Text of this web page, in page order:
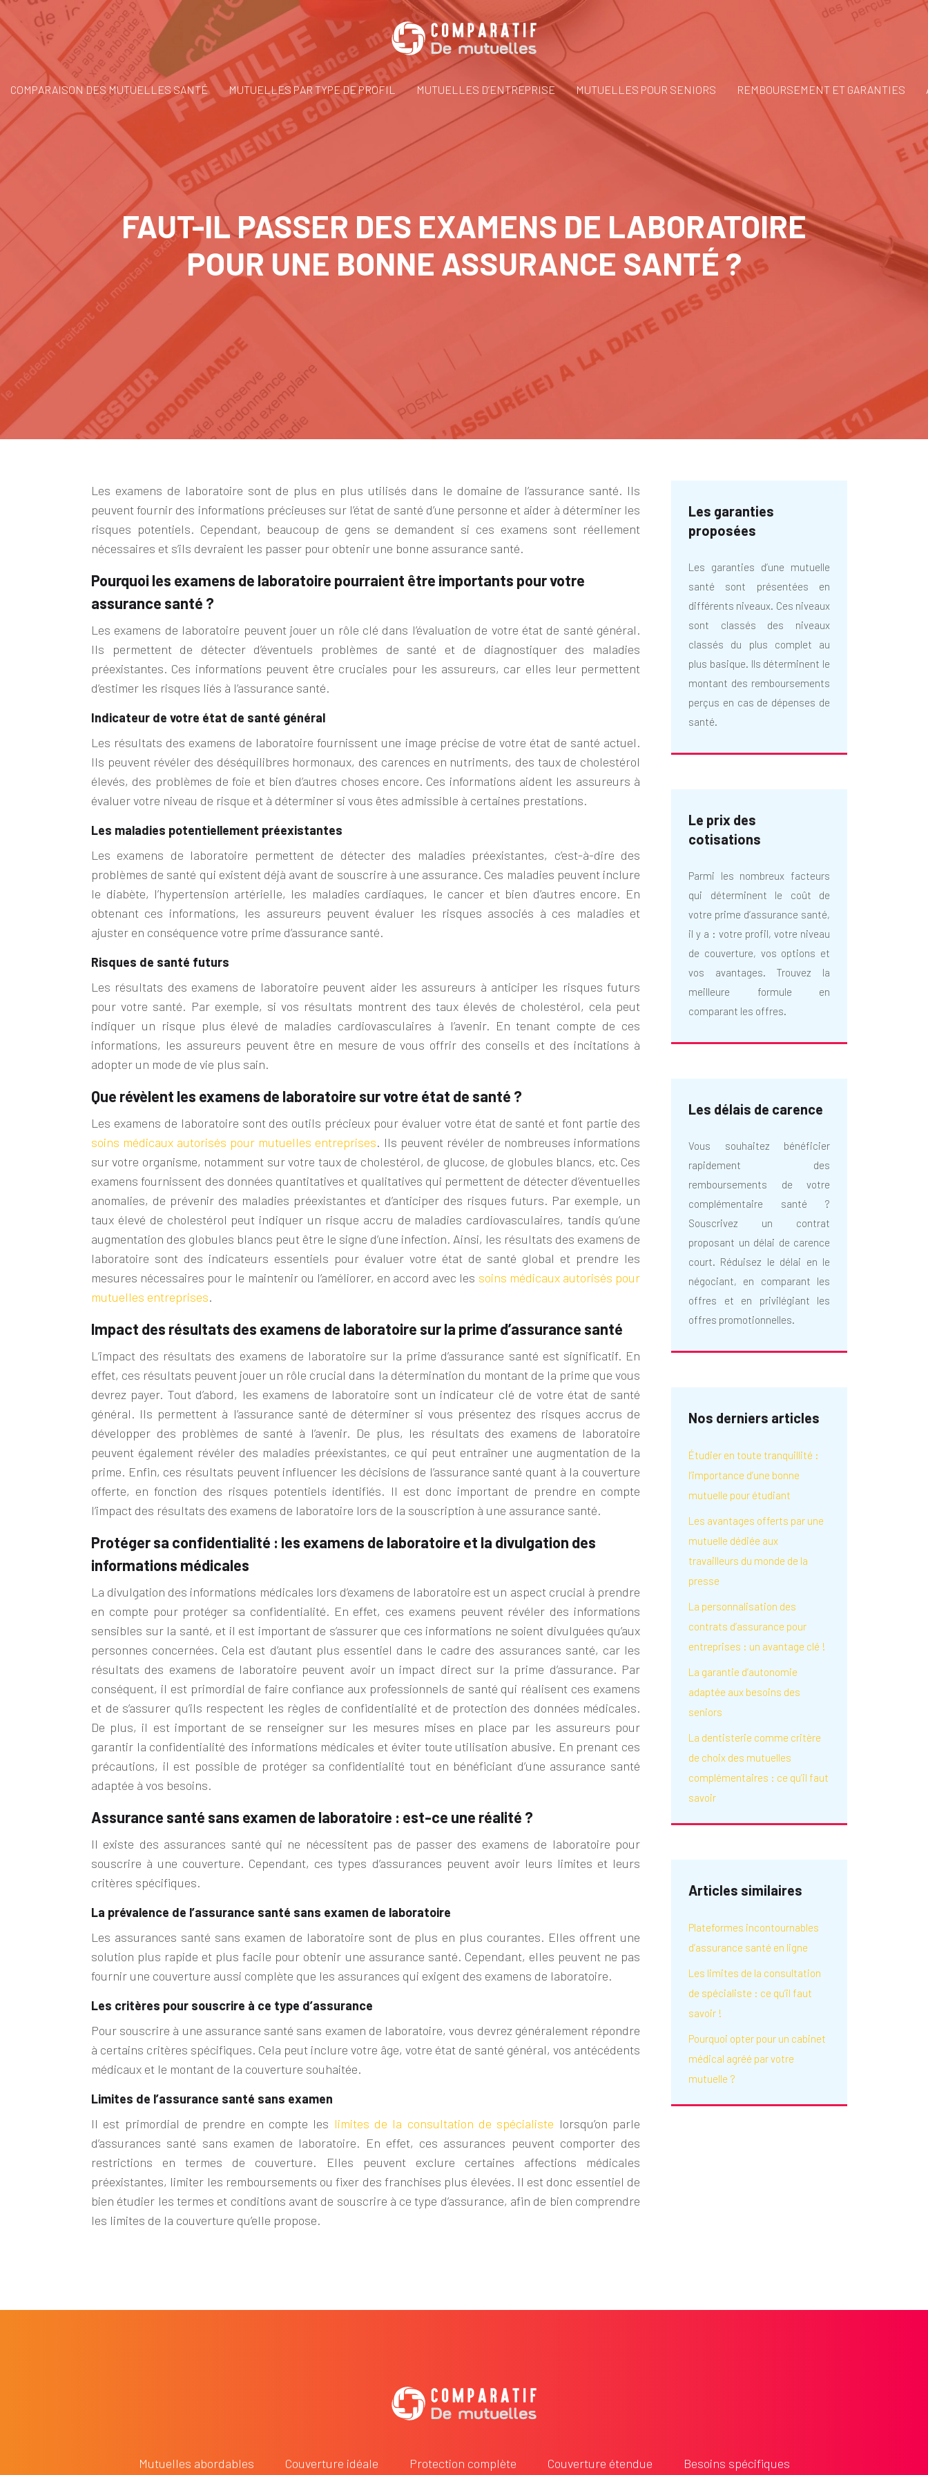
COMPARAISON DES MUTUELLES SANTÉ MUTUELLES PAR TYPE DE PROFIL MUTUELLES D’ENTREPRISE MUTUELLES POUR SENIORS REMBOURSEMENT ET GARANTIES
FAUT-IL PASSER DES EXAMENS DE LABORATOIRE
POUR UNE BONNE ASSURANCE SANTÉ ?
Les examens de laboratoire sont de plus en plus utilisés dans le domaine de l’assurance santé. Ils
peuvent fournir des informations précieuses sur l’état de santé d’une personne et aider à déterminer les
risques potentiels. Cependant, beaucoup de gens se demandent si ces examens sont réellement
nécessaires et s’ils devraient les passer pour obtenir une bonne assurance santé.
Pourquoi les examens de laboratoire pourraient être importants pour votre
assurance santé ?
Les examens de laboratoire peuvent jouer un rôle clé dans l’évaluation de votre état de santé général.
Ils permettent de détecter d’éventuels problèmes de santé et de diagnostiquer des maladies
préexistantes. Ces informations peuvent être cruciales pour les assureurs, car elles leur permettent
d’estimer les risques liés à l’assurance santé.
Indicateur de votre état de santé général
Les résultats des examens de laboratoire fournissent une image précise de votre état de santé actuel.
Ils peuvent révéler des déséquilibres hormonaux, des carences en nutriments, des taux de cholestérol
élevés, des problèmes de foie et bien d’autres choses encore. Ces informations aident les assureurs à
évaluer votre niveau de risque et à déterminer si vous êtes admissible à certaines prestations.
Les maladies potentiellement préexistantes
Les examens de laboratoire permettent de détecter des maladies préexistantes, c’est-à-dire des
problèmes de santé qui existent déjà avant de souscrire à une assurance. Ces maladies peuvent inclure
le diabète, l’hypertension artérielle, les maladies cardiaques, le cancer et bien d’autres encore. En
obtenant ces informations, les assureurs peuvent évaluer les risques associés à ces maladies et
ajuster en conséquence votre prime d’assurance santé.
Risques de santé futurs
Les résultats des examens de laboratoire peuvent aider les assureurs à anticiper les risques futurs
pour votre santé. Par exemple, si vos résultats montrent des taux élevés de cholestérol, cela peut
indiquer un risque plus élevé de maladies cardiovasculaires à l’avenir. En tenant compte de ces
informations, les assureurs peuvent être en mesure de vous offrir des conseils et des incitations à
adopter un mode de vie plus sain.
Que révèlent les examens de laboratoire sur votre état de santé ?
Les examens de laboratoire sont des outils précieux pour évaluer votre état de santé et font partie des
soins médicaux autorisés pour mutuelles entreprises. Ils peuvent révéler de nombreuses informations
sur votre organisme, notamment sur votre taux de cholestérol, de glucose, de globules blancs, etc. Ces
examens fournissent des données quantitatives et qualitatives qui permettent de détecter d’éventuelles
anomalies, de prévenir des maladies préexistantes et d’anticiper des risques futurs. Par exemple, un
taux élevé de cholestérol peut indiquer un risque accru de maladies cardiovasculaires, tandis qu’une
augmentation des globules blancs peut être le signe d’une infection. Ainsi, les résultats des examens de
laboratoire sont des indicateurs essentiels pour évaluer votre état de santé global et prendre les
mesures nécessaires pour le maintenir ou l’améliorer, en accord avec les soins médicaux autorisés pour
mutuelles entreprises.
Impact des résultats des examens de laboratoire sur la prime d’assurance santé
L’impact des résultats des examens de laboratoire sur la prime d’assurance santé est significatif. En
effet, ces résultats peuvent jouer un rôle crucial dans la détermination du montant de la prime que vous
devrez payer. Tout d’abord, les examens de laboratoire sont un indicateur clé de votre état de santé
général. Ils permettent à l’assurance santé de déterminer si vous présentez des risques accrus de
développer des problèmes de santé à l’avenir. De plus, les résultats des examens de laboratoire
peuvent également révéler des maladies préexistantes, ce qui peut entraîner une augmentation de la
prime. Enfin, ces résultats peuvent influencer les décisions de l’assurance santé quant à la couverture
offerte, en fonction des risques potentiels identifiés. Il est donc important de prendre en compte
l’impact des résultats des examens de laboratoire lors de la souscription à une assurance santé.
Protéger sa confidentialité : les examens de laboratoire et la divulgation des
informations médicales
La divulgation des informations médicales lors d’examens de laboratoire est un aspect crucial à prendre
en compte pour protéger sa confidentialité. En effet, ces examens peuvent révéler des informations
sensibles sur la santé, et il est important de s’assurer que ces informations ne soient divulguées qu’aux
personnes concernées. Cela est d’autant plus essentiel dans le cadre des assurances santé, car les
résultats des examens de laboratoire peuvent avoir un impact direct sur la prime d’assurance. Par
conséquent, il est primordial de faire confiance aux professionnels de santé qui réalisent ces examens
et de s’assurer qu’ils respectent les règles de confidentialité et de protection des données médicales.
De plus, il est important de se renseigner sur les mesures mises en place par les assureurs pour
garantir la confidentialité des informations médicales et éviter toute utilisation abusive. En prenant ces
précautions, il est possible de protéger sa confidentialité tout en bénéficiant d’une assurance santé
adaptée à vos besoins.
Assurance santé sans examen de laboratoire : est-ce une réalité ?
Il existe des assurances santé qui ne nécessitent pas de passer des examens de laboratoire pour
souscrire à une couverture. Cependant, ces types d’assurances peuvent avoir leurs limites et leurs
critères spécifiques.
La prévalence de l’assurance santé sans examen de laboratoire
Les assurances santé sans examen de laboratoire sont de plus en plus courantes. Elles offrent une
solution plus rapide et plus facile pour obtenir une assurance santé. Cependant, elles peuvent ne pas
fournir une couverture aussi complète que les assurances qui exigent des examens de laboratoire.
Les critères pour souscrire à ce type d’assurance
Pour souscrire à une assurance santé sans examen de laboratoire, vous devrez généralement répondre
à certains critères spécifiques. Cela peut inclure votre âge, votre état de santé général, vos antécédents
médicaux et le montant de la couverture souhaitée.
Limites de l’assurance santé sans examen
Il est primordial de prendre en compte les limites de la consultation de spécialiste lorsqu’on parle
d’assurances santé sans examen de laboratoire. En effet, ces assurances peuvent comporter des
restrictions en termes de couverture. Elles peuvent exclure certaines affections médicales
préexistantes, limiter les remboursements ou fixer des franchises plus élevées. Il est donc essentiel de
bien étudier les termes et conditions avant de souscrire à ce type d’assurance, afin de bien comprendre
les limites de la couverture qu’elle propose.
Les garanties
proposées
Les garanties d’une mutuelle
santé sont présentées en
différents niveaux. Ces niveaux
sont classés des niveaux
classés du plus complet au
plus basique. Ils déterminent le
montant des remboursements
perçus en cas de dépenses de
santé.
Le prix des
cotisations
Parmi les nombreux facteurs
qui déterminent le coût de
votre prime d’assurance santé,
il y a : votre profil, votre niveau
de couverture, vos options et
vos avantages. Trouvez la
meilleure formule en
comparant les offres.
Les délais de carence
Vous souhaitez bénéficier
rapidement des
remboursements de votre
complémentaire santé ?
Souscrivez un contrat
proposant un délai de carence
court. Réduisez le délai en le
négociant, en comparant les
offres et en privilégiant les
offres promotionnelles.
Nos derniers articles
Étudier en toute tranquillité :
l’importance d’une bonne
mutuelle pour étudiant
Les avantages offerts par une
mutuelle dédiée aux
travailleurs du monde de la
presse
La personnalisation des
contrats d’assurance pour
entreprises : un avantage clé !
La garantie d’autonomie
adaptée aux besoins des
seniors
La dentisterie comme critère
de choix des mutuelles
complémentaires : ce qu’il faut
savoir
Articles similaires
Plateformes incontournables
d’assurance santé en ligne
Les limites de la consultation
de spécialiste : ce qu’il faut
savoir !
Pourquoi opter pour un cabinet
médical agréé par votre
mutuelle ?
Mutuelles abordables Couverture idéale Protection complète Couverture étendue Besoins spécifiques